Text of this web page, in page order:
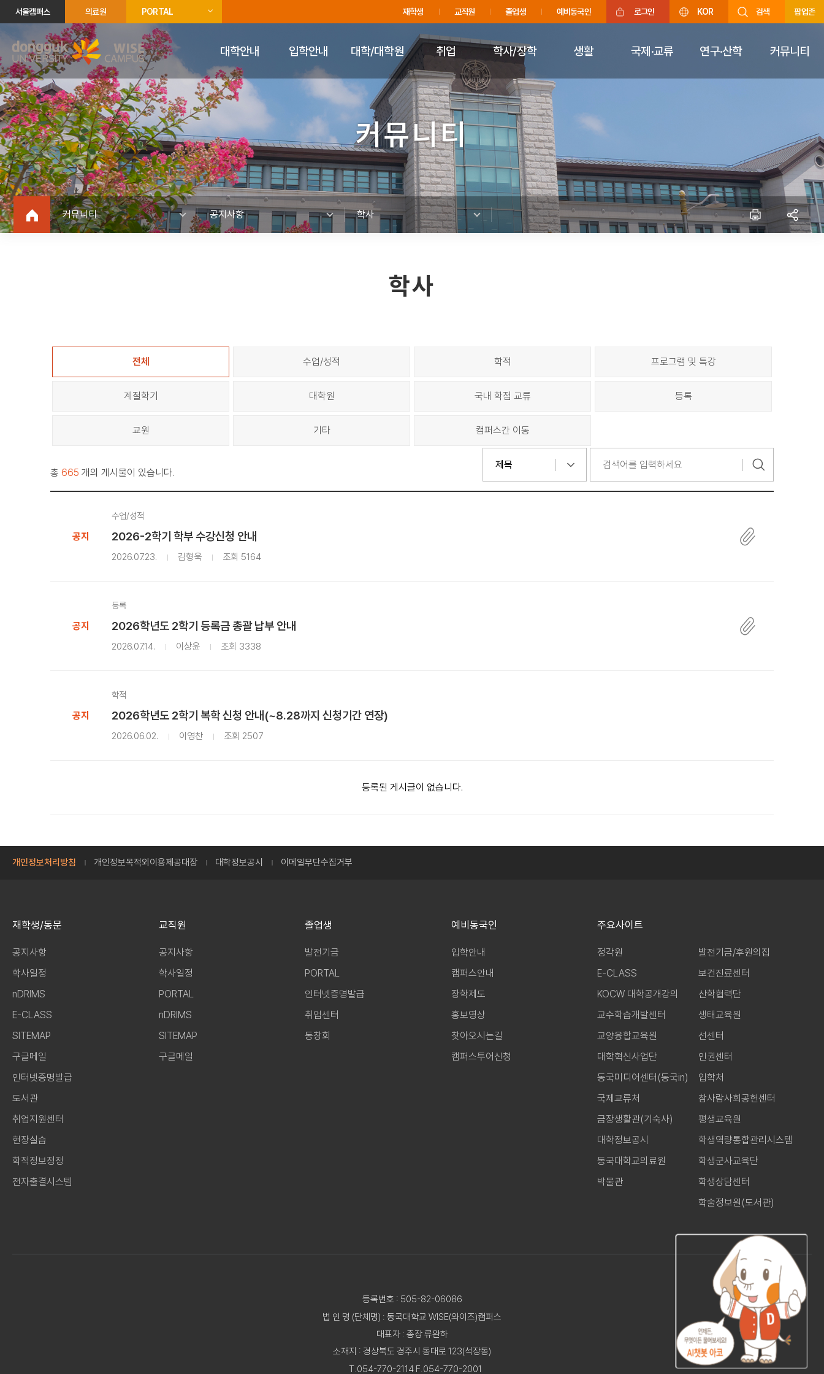
주메뉴 바로가기
푸터 바로가기
서울캠퍼스 의료원 PORTAL 재학생 교직원 졸업생 예비동국인 로그인 KOR 검색 팝업존
대학안내 입학안내 대학/대학원 취업 학사/장학 생활 국제·교류 연구·산학 커뮤니티
커뮤니티
커뮤니티 공지사항 학사
학사
전체 수업/성적 학적 프로그램 및 특강
계절학기 대학원 국내 학점 교류 등록
교원 기타 캠퍼스간 이동
총 665 개의 게시물이 있습니다.
공지
수업/성적
2026-2학기 학부 수강신청 안내
2026.07.23. 김형욱 조회 5164
공지
등록
2026학년도 2학기 등록금 총괄 납부 안내
2026.07.14. 이상윤 조회 3338
공지
학적
2026학년도 2학기 복학 신청 안내(~8.28까지 신청기간 연장)
2026.06.02. 이영찬 조회 2507
등록된 게시글이 없습니다.
개인정보처리방침 개인정보목적외이용제공대장 대학정보공시 이메일무단수집거부
재학생/동문
공지사항
학사일정
nDRIMS
E-CLASS
SITEMAP
구글메일
인터넷증명발급
도서관
취업지원센터
현장실습
학적정보정정
전자출결시스템
교직원
공지사항
학사일정
PORTAL
nDRIMS
SITEMAP
구글메일
졸업생
발전기금
PORTAL
인터넷증명발급
취업센터
동창회
예비동국인
입학안내
캠퍼스안내
장학제도
홍보영상
찾아오시는길
캠퍼스투어신청
주요사이트
정각원
E-CLASS
KOCW 대학공개강의
교수학습개발센터
교양융합교육원
대학혁신사업단
동국미디어센터(동국in)
국제교류처
금장생활관(기숙사)
대학정보공시
동국대학교의료원
박물관
발전기금/후원의집
보건진료센터
산학협력단
생태교육원
선센터
인권센터
입학처
참사람사회공헌센터
평생교육원
학생역량통합관리시스템
학생군사교육단
학생상담센터
학술정보원(도서관)
등록번호 : 505-82-06086
법 인 명 (단체명) : 동국대학교 WISE(와이즈)캠퍼스
대표자 : 총장 류완하
소재지 : 경상북도 경주시 동대로 123(석장동)
T.054-770-2114 F.054-770-2001